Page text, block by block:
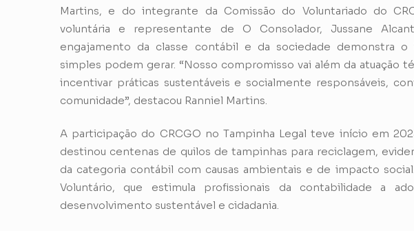
Martins, e do integrante da Comissão do Voluntariado do
voluntária e representante de O Consolador, Jussane
engajamento da classe contábil e da sociedade demonstra
simples podem gerar. “Nosso compromisso vai além da atuação
incentivar práticas sustentáveis e socialmente responsáveis,
comunidade”, destacou Ranniel Martins.
A participação do CRCGO no Tampinha Legal teve início em
destinou centenas de quilos de tampinhas para reciclagem,
da categoria contábil com causas ambientais e de impacto
Voluntário, que estimula profissionais da contabilidade a
desenvolvimento sustentável e cidadania.